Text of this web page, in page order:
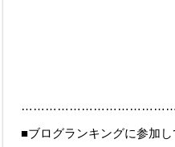
■ブログランキングに参加し